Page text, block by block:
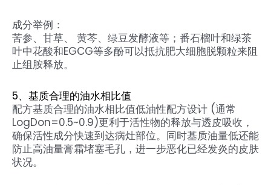
成分举例：
苦参、甘草、 黄芩、绿豆发酵液等；番石榴叶和绿茶
叶中花酸和EGCG等多酚可以抵抗肥大细胞脱颗粒来阻
止组胺释放。
5、基质合理的油水相比值
配方基质合理的油水相比值低油性配方设计 (通常
LogDon=0.5~0.9)更利于活性物的释放与透皮吸收，
确保活性成分快速到达病灶部位。同时基质油量低还能
防止高油量膏霜堵塞毛孔，进一步恶化已经发炎的皮肤
状况。